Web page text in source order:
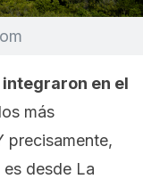
en el
más
precisamente,
desde La